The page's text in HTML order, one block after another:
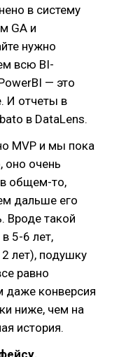
в систему
GA и
нужно
всю BI-
— это
И отчеты в
в DataLens.
MVP и мы пока
оно очень
общем-то,
дальше его
Вроде такой
5-6 лет,
лет), подушку
равно
даже конверсия
ниже, чем на
история.